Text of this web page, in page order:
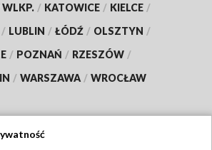
/ KATOWICE / KIELCE /
/ LUBLIN / ŁÓDŹ / OLSZTYN /
/ POZNAŃ / RZESZÓW /
/ WARSZAWA / WROCŁAW